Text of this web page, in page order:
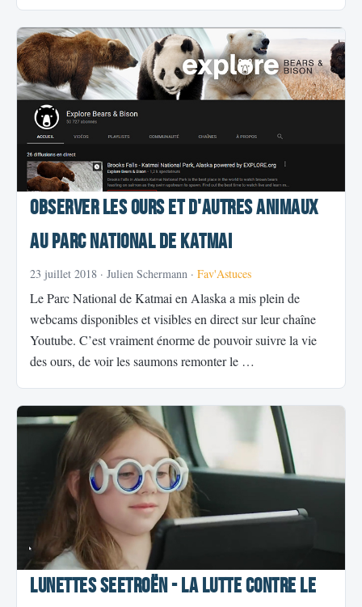
Observer les ours et d'autres animaux
au Parc National de Katmai
23 juillet 2018 · Julien Schermann · Fav'Astuces
Le Parc National de Katmai en Alaska a mis plein de
webcams disponibles et visibles en direct sur leur chaîne
Youtube. C’est vraiment énorme de pouvoir suivre la vie
des ours, de voir les saumons remonter le …
Lunettes SEETROËN - La lutte contre le